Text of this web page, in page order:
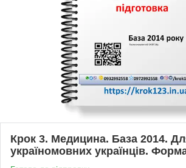
Крок 3. Медицина. База 2014.
україномовних українців.